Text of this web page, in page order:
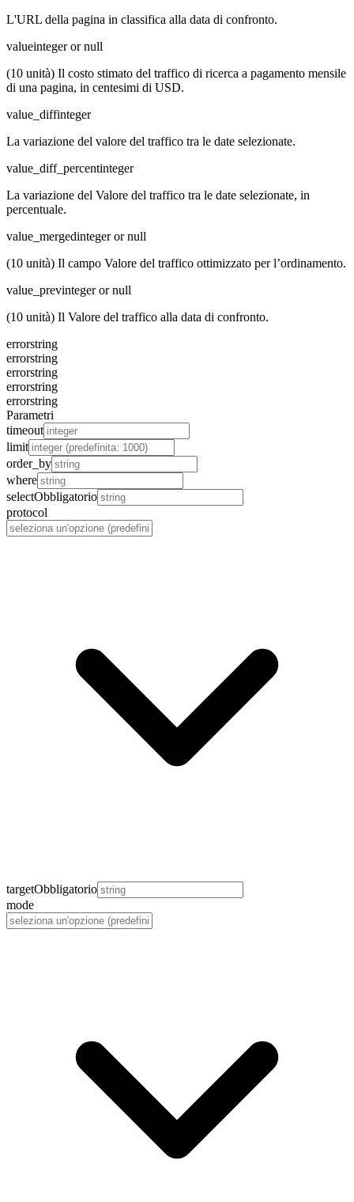
L'URL della pagina in classifica alla data di confronto.
valueinteger or null
(10 unità) Il costo stimato del traffico di ricerca a pagamento mensile
di una pagina, in centesimi di USD.
value_diffinteger
La variazione del valore del traffico tra le date selezionate.
value_diff_percentinteger
La variazione del Valore del traffico tra le date selezionate, in
percentuale.
value_mergedinteger or null
(10 unità) Il campo Valore del traffico ottimizzato per l’ordinamento.
value_previnteger or null
(10 unità) Il Valore del traffico alla data di confronto.
errorstring
errorstring
errorstring
errorstring
errorstring
Parametri
timeout
limit
order_by
where
selectObbligatorio
protocol
targetObbligatorio
mode